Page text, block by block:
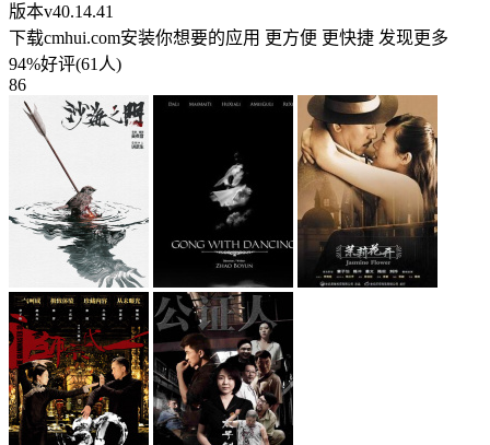
版本v40.14.41
下载cmhui.com安装你想要的应用 更方便 更快捷 发现更多
94%好评(61人)
86